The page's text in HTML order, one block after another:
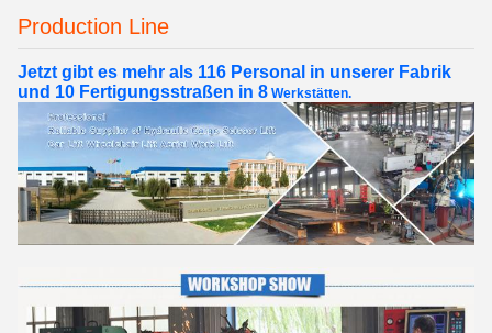
Production Line
Jetzt gibt es mehr als 116 Personal in unserer Fabrik
und 10 Fertigungsstraßen in 8 Werkstätten.